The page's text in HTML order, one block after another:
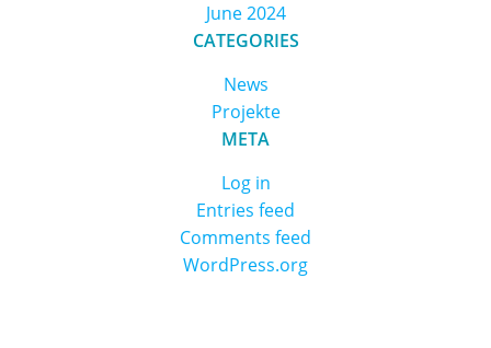
June 2024
CATEGORIES
News
Projekte
META
Log in
Entries feed
Comments feed
WordPress.org